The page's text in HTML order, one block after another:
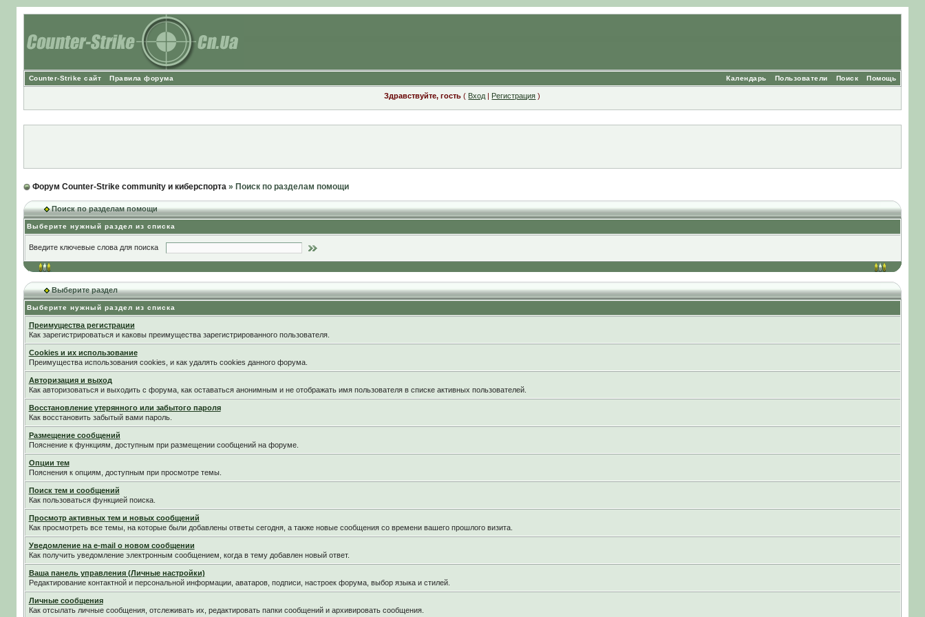
Counter-Strike сайт Правила форума Помощь
Поиск
Пользователи
Календарь
Здравствуйте, гость ( Вход | Регистрация )
Форум Counter-Strike community и киберспорта» Поиск по разделам помощи
Поиск по разделам помощи
Выберите нужный раздел из списка
Введите ключевые слова для поиска
Выберите раздел
Выберите нужный раздел из списка
Преимущества регистрации
Как зарегистрироваться и каковы преимущества зарегистрированного пользователя.
Cookies и их использование
Преимущества использования cookies, и как удалять cookies данного форума.
Авторизация и выход
Как авторизоваться и выходить с форума, как оставаться анонимным и не отображать имя пользователя в списке активных пользователей.
Восстановление утерянного или забытого пароля
Как восстановить забытый вами пароль.
Размещение сообщений
Пояснение к функциям, доступным при размещении сообщений на форуме.
Опции тем
Пояснения к опциям, доступным при просмотре темы.
Поиск тем и сообщений
Как пользоваться функцией поиска.
Просмотр активных тем и новых сообщений
Как просмотреть все темы, на которые были добавлены ответы сегодня, а также новые сообщения со времени вашего прошлого визита.
Уведомление на е-mail о новом сообщении
Как получить уведомление электронным сообщением, когда в тему добавлен новый ответ.
Ваша панель управления (Личные настройки)
Редактирование контактной и персональной информации, аватаров, подписи, настроек форума, выбор языка и стилей.
Личные сообщения
Как отсылать личные сообщения, отслеживать их, редактировать папки сообщений и архивировать сообщения.